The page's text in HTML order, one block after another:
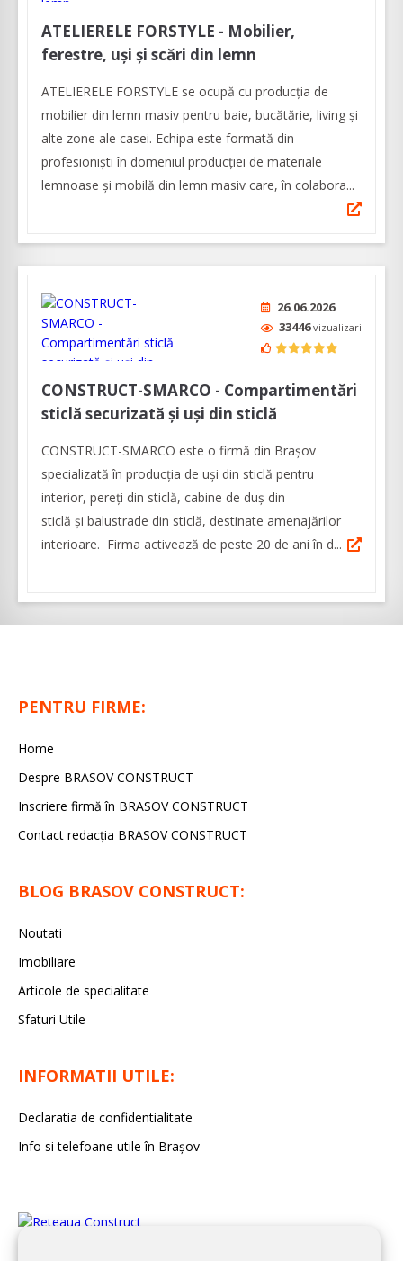
ATELIERELE FORSTYLE - Mobilier,
ferestre, uși și scări din lemn
ATELIERELE FORSTYLE se ocupă cu producția de
mobilier din lemn masiv pentru baie, bucătărie, living și
alte zone ale casei. Echipa este formată din
profesioniști în domeniul producției de materiale
lemnoase și mobilă din lemn masiv care, în colabora...
26.06.2026
33446vizualizari
CONSTRUCT-SMARCO - Compartimentări
sticlă securizată și uși din sticlă
CONSTRUCT-SMARCO este o firmă din Brașov
specializată în producția de uși din sticlă pentru
interior, pereți din sticlă, cabine de duș din
sticlă și balustrade din sticlă, destinate amenajărilor
interioare. Firma activează de peste 20 de ani în d...
PENTRU FIRME:
Home
Despre BRASOV CONSTRUCT
Inscriere firmă în BRASOV CONSTRUCT
Contact redacţia BRASOV CONSTRUCT
BLOG BRASOV CONSTRUCT:
Noutati
Imobiliare
Articole de specialitate
Sfaturi Utile
INFORMATII UTILE:
Declaratia de confidentialitate
Info si telefoane utile în Braşov